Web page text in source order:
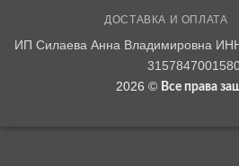
ДОСТАВКА И ОПЛАТА
ИП Силаева Анна Владимировна
2026 © Все права